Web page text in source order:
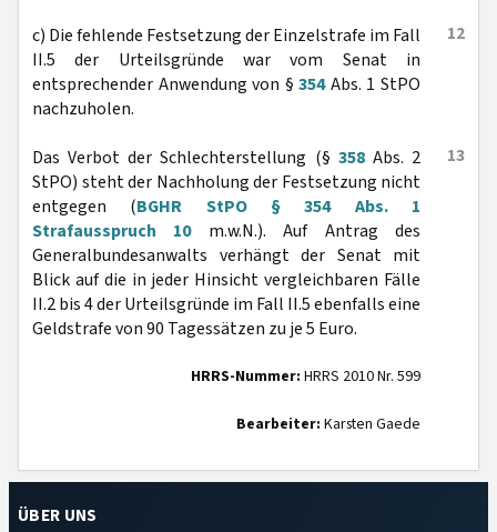
12
c) Die fehlende Festsetzung der Einzelstrafe im Fall
II.5 der Urteilsgründe war vom Senat in
entsprechender Anwendung von §354Abs. 1 StPO
nachzuholen.
13
Das Verbot der Schlechterstellung (§ 358Abs. 2
StPO) steht der Nachholung der Festsetzung nicht
entgegen (BGHR StPO § 354 Abs. 1
Strafausspruch 10m.w.N.). Auf Antrag des
Generalbundesanwalts verhängt der Senat mit
Blick auf die in jeder Hinsicht vergleichbaren Fälle
II.2 bis 4 der Urteilsgründe im Fall II.5 ebenfalls eine
Geldstrafe von 90 Tagessätzen zu je 5 Euro.
HRRS-Nummer: HRRS 2010 Nr. 599
Bearbeiter: Karsten Gaede
ÜBER UNS